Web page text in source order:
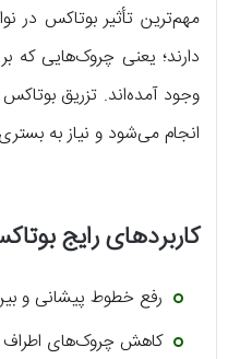
مهم‌ترین تأثیر بوتاکس
دارند؛ یعنی چروک‌هایی که
انجام می‌شود و نیاز به
کاربردهای رایج
رفع خطوط پیشانی و
کاهش چروک‌های